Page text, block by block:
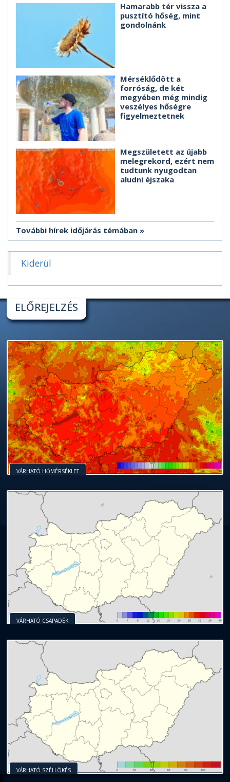
Hamarabb tér vissza a
pusztító hőség, mint
gondolnánk
Mérséklődött a
forróság, de két
megyében még mindig
veszélyes hőségre
figyelmeztetnek
Megszületett az újabb
melegrekord, ezért nem
tudtunk nyugodtan
aludni éjszaka
További hírek időjárás témában
Kiderül
ELŐREJELZÉS
VÁRHATÓ HŐMÉRSÉKLET
VÁRHATÓ CSAPADÉK
VÁRHATÓ SZÉLLÖKÉS